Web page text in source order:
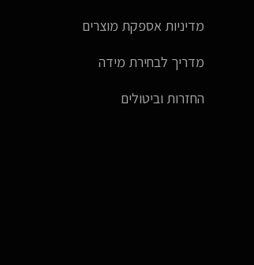
מדיניות אספקת מוצרים
מדריך לבחירת מידה
החזרות וביטולים